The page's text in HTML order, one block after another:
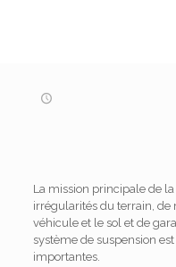
La mission principale de
irrégularités du terrain,
véhicule et le sol et de
système de suspension
importantes.